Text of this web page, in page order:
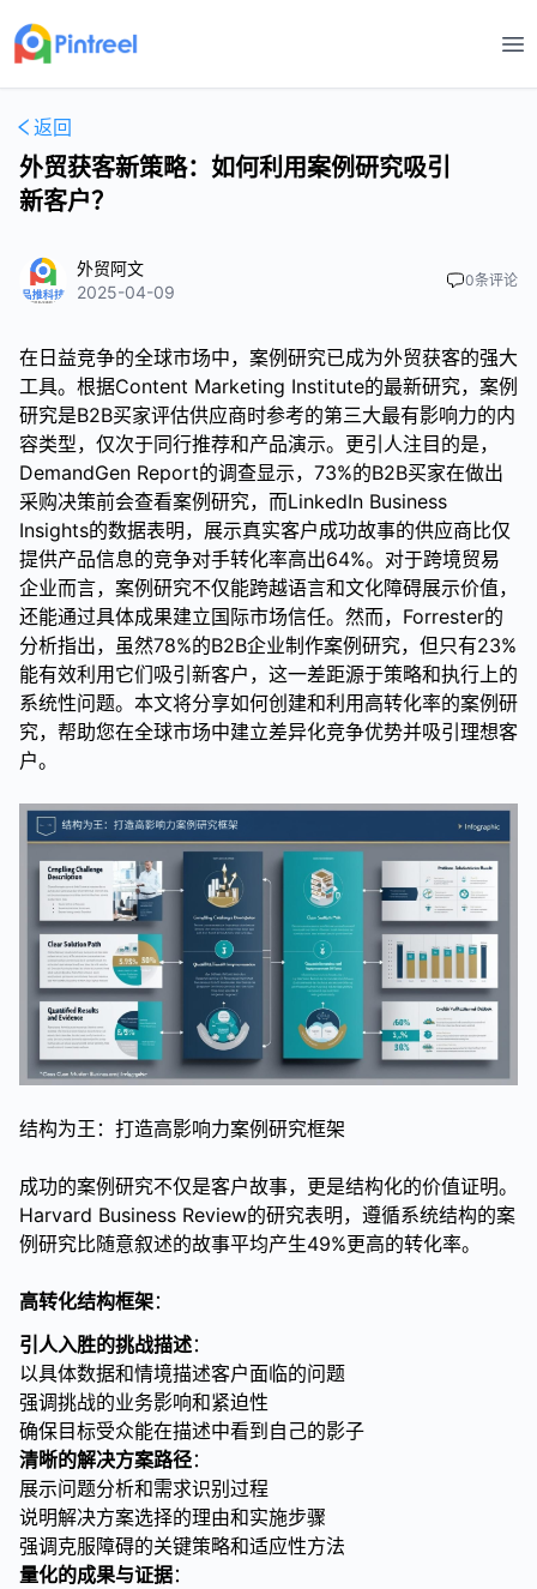
打
返回
外贸获客新策略：如何利用案例研究吸引
新客户？
外贸阿文
2025-04-09
0条评论
在日益竞争的全球市场中，案例研究已成为外贸获客的强大
工具。根据Content Marketing Institute的最新研究，案例
研究是B2B买家评估供应商时参考的第三大最有影响力的内
容类型，仅次于同行推荐和产品演示。更引人注目的是，
DemandGen Report的调查显示，73%的B2B买家在做出
采购决策前会查看案例研究，而LinkedIn Business
Insights的数据表明，展示真实客户成功故事的供应商比仅
提供产品信息的竞争对手转化率高出64%。对于跨境贸易
企业而言，案例研究不仅能跨越语言和文化障碍展示价值，
还能通过具体成果建立国际市场信任。然而，Forrester的
分析指出，虽然78%的B2B企业制作案例研究，但只有23%
能有效利用它们吸引新客户，这一差距源于策略和执行上的
系统性问题。本文将分享如何创建和利用高转化率的案例研
究，帮助您在全球市场中建立差异化竞争优势并吸引理想客
户。
结构为王：打造高影响力案例研究框架
成功的案例研究不仅是客户故事，更是结构化的价值证明。
Harvard Business Review的研究表明，遵循系统结构的案
例研究比随意叙述的故事平均产生49%更高的转化率。
高转化结构框架：
引人入胜的挑战描述：
以具体数据和情境描述客户面临的问题
强调挑战的业务影响和紧迫性
确保目标受众能在描述中看到自己的影子
清晰的解决方案路径：
展示问题分析和需求识别过程
说明解决方案选择的理由和实施步骤
强调克服障碍的关键策略和适应性方法
量化的成果与证据：